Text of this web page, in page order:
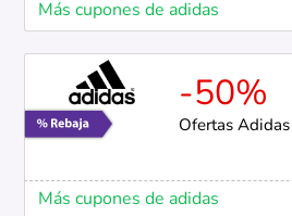
Más cupones de adidas
-50%
Ofertas
Más cupones de adidas